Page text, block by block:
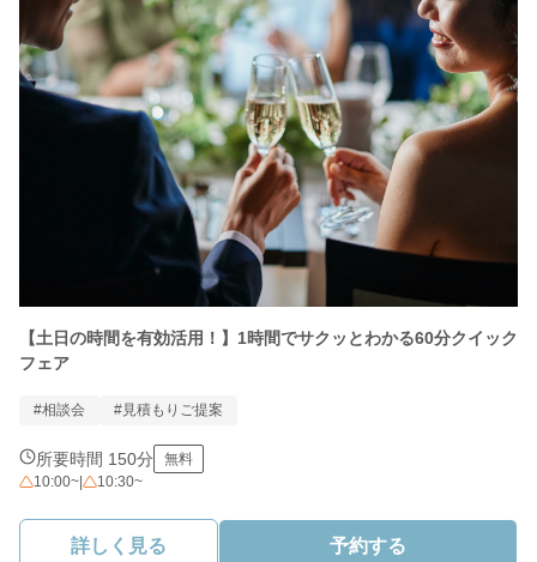
【土日の時間を有効活用！】1時間でサクッとわかる60分クイック
フェア
#相談会 #見積もりご提案
所要時間 150分
無料
10:00~
10:30~
詳しく見る 予約する